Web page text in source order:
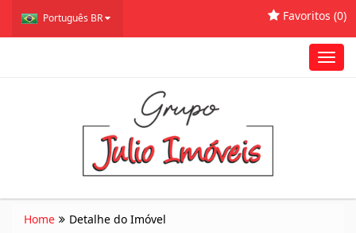
Português BR Favoritos (0)
Home Detalhe do Imóvel